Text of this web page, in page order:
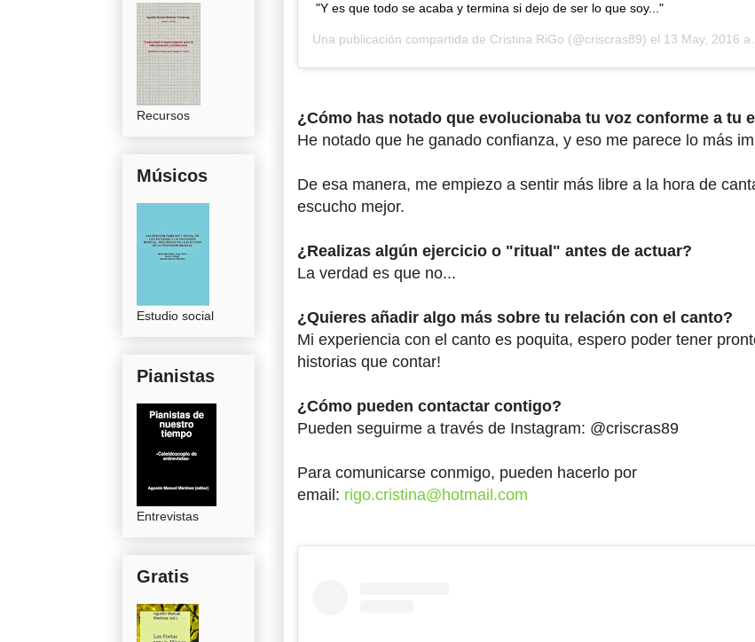
"Y es que todo se acaba y termina si dejo de ser lo que soy..."
Una publicación compartida de Cristina RiGo (@criscras89) el 13 May, 2016 a las 2:29 PDT
¿Cómo has notado que evolucionaba tu voz conforme a tu
He notado que he ganado confianza, y eso me parece lo más
De esa manera, me empiezo a sentir más libre a la hora de
escucho mejor.
¿Realizas algún ejercicio o "ritual" antes de actuar?
La verdad es que no...
¿Quieres añadir algo más sobre tu relación con el canto?
Mi experiencia con el canto es poquita, espero poder tener
historias que contar!
¿Cómo pueden contactar contigo?
Pueden seguirme a través de Instagram: @criscras89
Para comunicarse conmigo, pueden hacerlo por
email: rigo.cristina@hotmail.com
Recursos
Músicos
Estudio social
Pianistas
Entrevistas
Gratis